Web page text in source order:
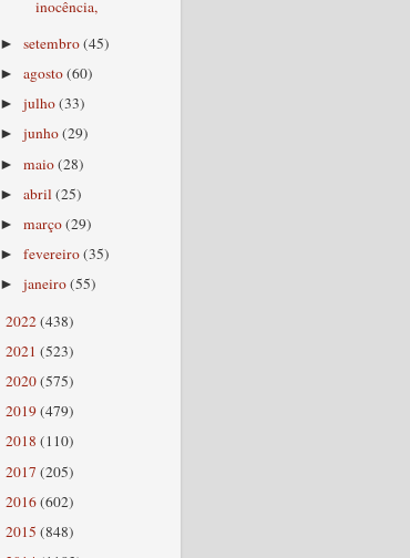
inocência,
►setembro(45)
►agosto(60)
►julho(33)
►junho(29)
►maio(28)
►abril(25)
►março(29)
►fevereiro(35)
►janeiro(55)
2022(438)
2021 (523)
2020(575)
2019(479)
2018 (110)
2017 (205)
2016(602)
2015 (848)